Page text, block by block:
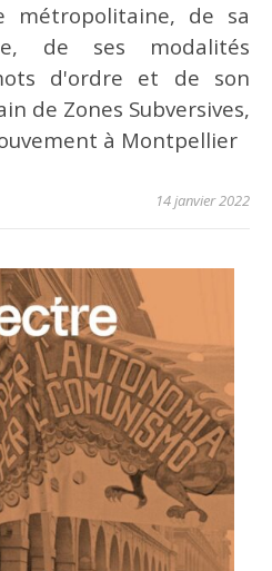
métropolitaine, de sa
de ses modalités
d'ordre et de son
de Zones Subversives,
à Montpellier
14 janvier 2022